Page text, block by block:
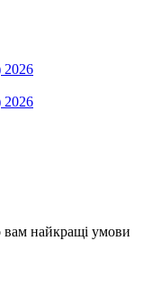
2026
2026
вам найкращі умови